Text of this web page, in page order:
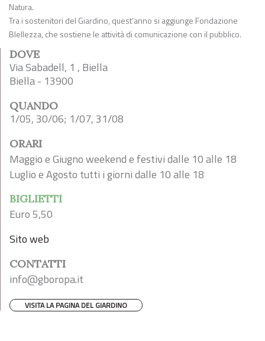
Natura.
Tra i sostenitori del Giardino, quest’anno si aggiunge Fondazione
BIellezza, che sostiene le attività di comunicazione con il pubblico.
DOVE
Via Sabadell, 1 , Biella
Biella - 13900
QUANDO
1/05, 30/06; 1/07, 31/08
ORARI
Maggio e Giugno weekend e festivi dalle 10 alle 18
Luglio e Agosto tutti i giorni dalle 10 alle 18
BIGLIETTI
Euro 5,50
Sito web
CONTATTI
info@gboropa.it
VISITA LA PAGINA DEL GIARDINO